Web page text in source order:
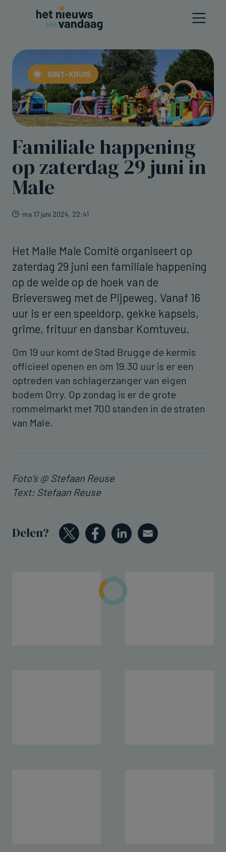
SINT-KRUIS
Familiale happening
op zaterdag 29 juni in
Male
ma 17 juni 2024, 22:41
Het Malle Male Comité organiseert op
zaterdag 29 juni een familiale happening
op de weide op de hoek van de
Brieversweg met de Pijpeweg. Vanaf 16
uur is er een speeldorp, gekke kapsels,
grime, frituur en dansbar Komtuveu.
Om 19 uur komt de Stad Brugge de kermis
officieel openen en om 19.30 uur is er een
optreden van schlagerzanger van eigen
bodem Orry. Op zondag is er de grote
rommelmarkt met 700 standen in de straten
van Male.
Foto's @ Stefaan Reuse
Text: Stefaan Reuse
Delen?